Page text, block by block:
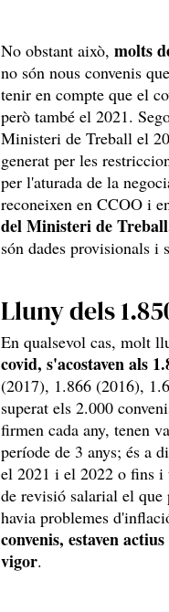
No obstant això, molts
no són nous convenis
tenir en compte que el
però també el 2021.
Ministeri de Treball el
generat per les
per l'aturada de la
reconeixen en CCOO i
del Ministeri de
són dades provisionals i
Lluny dels
En qualsevol cas, molt
covid, s'acostaven als
(2017), 1.866 (2016),
superat els 2.000
firmen cada any, tenen
període de 3 anys; és a
el 2021 i el 2022 o fins i
de revisió salarial el que
havia problemes
convenis, estaven
vigor.